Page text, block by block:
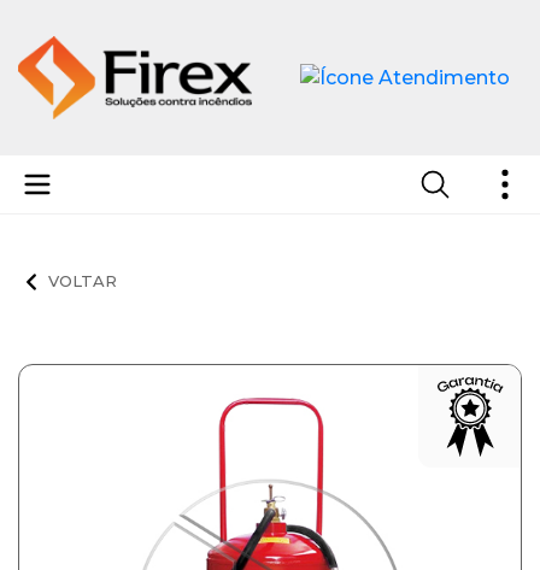
Extintores de Pó Químico Seco - PQS ABC